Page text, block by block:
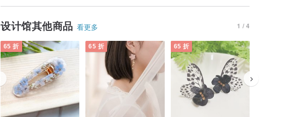
设计馆其他商品 看更多 1 / 4
65 折 65 折 65 折